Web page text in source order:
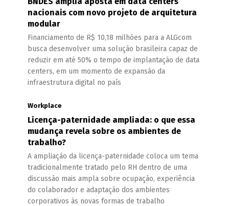
nacionais com novo projeto de arquitetura
modular
Financiamento de R$ 10,18 milhões para a ALGcom
busca desenvolver uma solução brasileira capaz de
reduzir em até 50% o tempo de implantação de data
centers, em um momento de expansão da
infraestrutura digital no país
Workplace
Licença-paternidade ampliada: o que essa
mudança revela sobre os ambientes de
trabalho?
A ampliação da licença-paternidade coloca um tema
tradicionalmente tratado pelo RH dentro de uma
discussão mais ampla sobre ocupação, experiência
do colaborador e adaptação dos ambientes
corporativos às novas formas de trabalho